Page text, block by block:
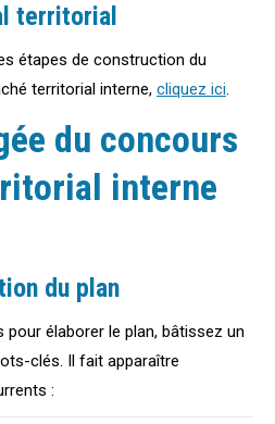
territorial
étapes de construction du
territorial interne, cliquez ici.
du concours
interne
du plan
élaborer le plan, bâtissez un
clés. Il fait apparaître
: